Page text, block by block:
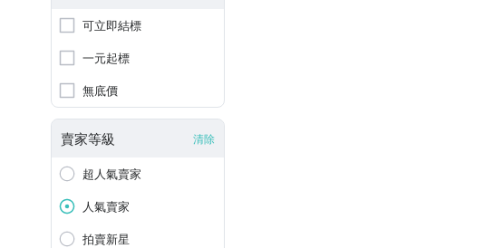
可立即結標
一元起標
無底價
賣家等級 清除
超人氣賣家
人氣賣家
拍賣新星